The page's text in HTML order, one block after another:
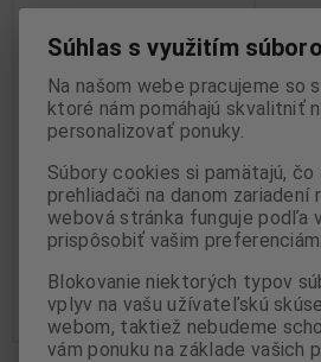
1:43 DALLARA OPEL F302
R.KUBICA WINNER NORISRING
F3 EURO SERIES 2003 -
Výrobca:MINICHAMPS
Katalógové číslo: MC-
400030393
Skladom: 2 ks
99,95 EUR
Pridať do košíka
Súhlas s využitím
Na našom webe pracujeme so
ktoré nám pomáhajú skvalitniť
personalizovať ponuky.
Súbory cookies si pamätajú, čo
prehliadači na danom
webová stránka funguje podľa
prispôsobiť vašim preferenciám.
Blokovanie niektorých typov
vplyv na vašu užívateľskú
webom, taktiež nebudeme
vám ponuku na základe vašich